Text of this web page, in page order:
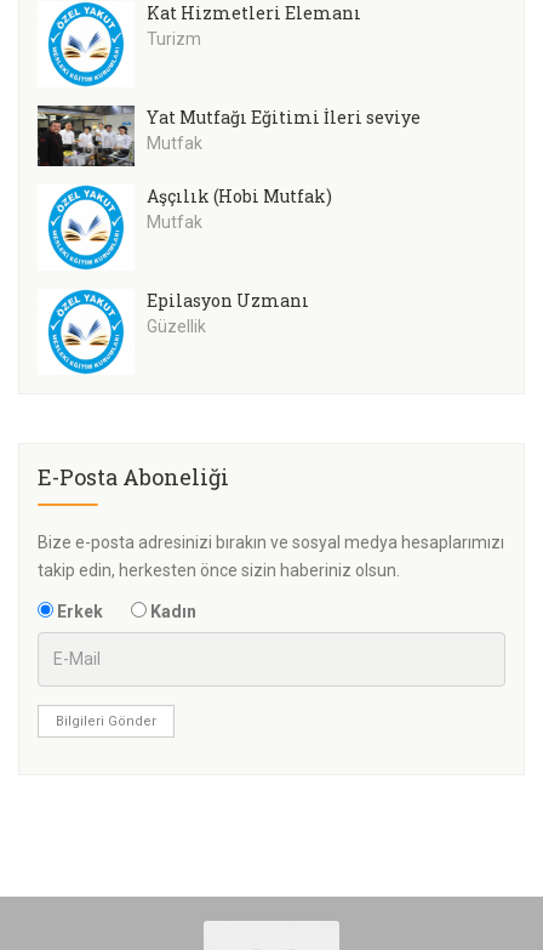
Kat Hizmetleri Elemanı
Turizm
Yat Mutfağı Eğitimi İleri seviye
Mutfak
Aşçılık (Hobi Mutfak)
Mutfak
Epilasyon Uzmanı
Güzellik
E-Posta Aboneliği
Bize e-posta adresinizi bırakın ve sosyal medya hesaplarımızı
takip edin, herkesten önce sizin haberiniz olsun.
Erkek Kadın
Bilgileri Gönder